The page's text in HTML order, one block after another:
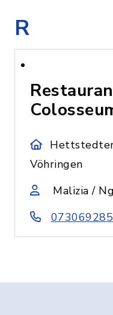
R
Vöhringen
Malizia /